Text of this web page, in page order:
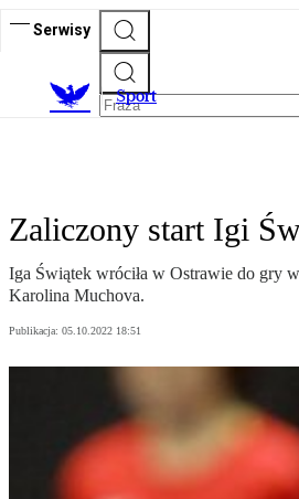
Serwisy
Sport
Zaliczony start Igi
Iga Świątek wróciła w Ostrawie do gry
Karolina Muchova.
Publikacja: 05.10.2022 18:51